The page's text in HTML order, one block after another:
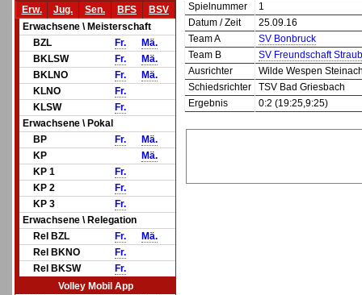
Erw.
Jug. Sen. BFS
BSV
Erwachsene \ Meisterschaft
BZL
Fr.
Mä.
BKLSW
Fr.
Mä.
BKLNO
Fr.
Mä.
KLNO
Fr.
KLSW
Fr.
Erwachsene \ Pokal
BP
Fr.
Mä.
KP
Mä.
KP 1
Fr.
KP 2
Fr.
KP 3
Fr.
Erwachsene \ Relegation
Rel BZL
Fr.
Mä.
Rel BKNO
Fr.
Rel BKSW
Fr.
Volley Mobil App
Spielnummer
1
Datum / Zeit
25.09.16
Team A
SV Bonbruck
Team B
SV Freundschaft
Ausrichter
Wilde Wespen
Schiedsrichter
TSV Bad Griesbach
Ergebnis
0:2 (19:25,9:25)